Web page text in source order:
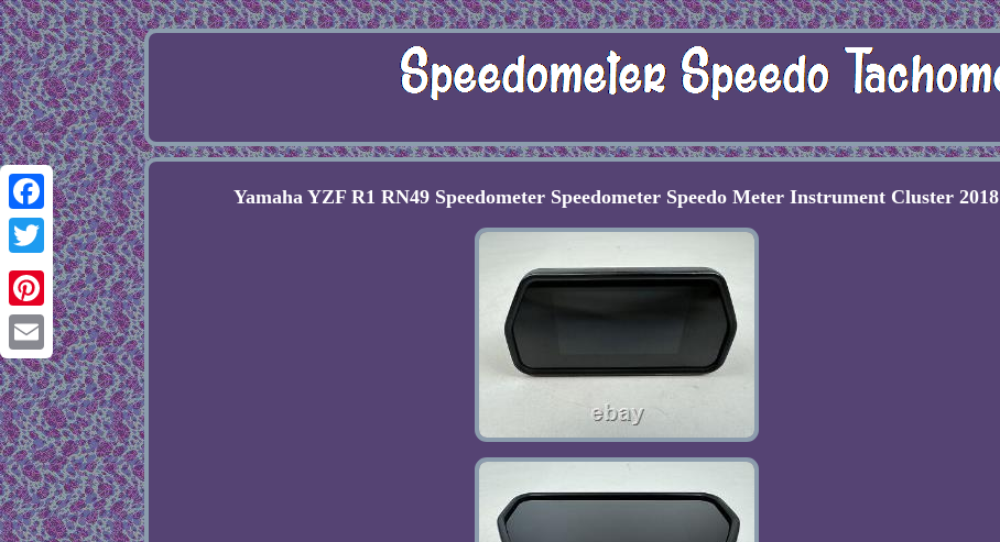
Facebook
Twitter
Pinterest
Email
Yamaha YZF R1 RN49 Speedometer Speedometer Speedo Meter Instrument Cluster 2018